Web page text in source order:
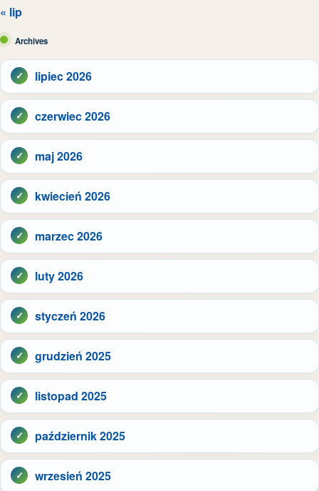
« lip
Archives
lipiec 2026
czerwiec 2026
maj 2026
kwiecień 2026
marzec 2026
luty 2026
styczeń 2026
grudzień 2025
listopad 2025
październik 2025
wrzesień 2025